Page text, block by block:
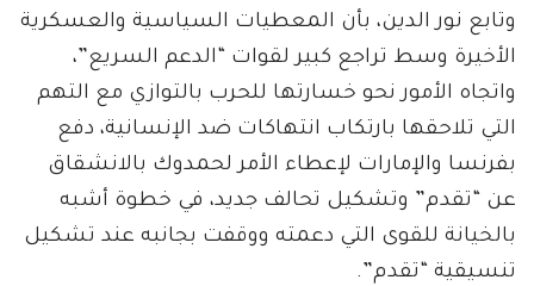
وتابع نور الدين، بأن المعطيات السياسية والعسكرية
الأخيرة وسط تراجع كبير لقوات “الدعم السريع”،
واتجاه الأمور نحو خسارتها للحرب بالتوازي مع التهم
التي تلاحقها بارتكاب انتهاكات ضد الإنسانية، دفع
بفرنسا والإمارات لإعطاء الأمر لحمدوك بالانشقاق
عن “تقدم” وتشكيل تحالف جديد، في خطوة أشبه
بالخيانة للقوى التي دعمته ووقفت بجانبه عند تشكيل
تنسيقية “تقدم”.